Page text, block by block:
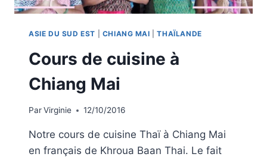
ASIE DU SUD EST CHIANG MAI |THAÏLANDE
Cours de cuisine à
Chiang Mai
ParVirginie 12/10/2016
Notre cours de cuisine Thaï à Chiang Mai
en français de Khroua Baan Thai. Le fait